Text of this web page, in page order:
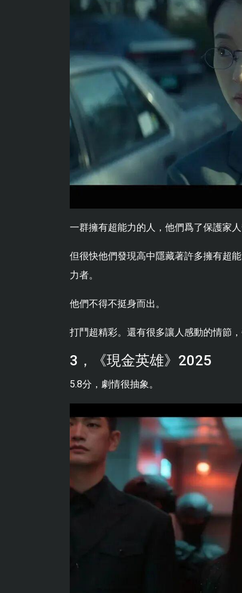
一群擁有超能力的人，他們爲了保護家
但很快他們發現高中隱藏著許多擁有超
力者。
他們不得不挺身而出。
打鬥超精彩。還有很多讓人感動的情節
3，《現金英雄》2025
5.8分，劇情很抽象。